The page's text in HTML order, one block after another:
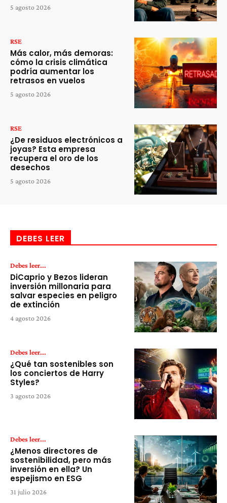
5 agosto 2026
RSE
Más calor, más demoras:
cómo la crisis climática
podría aumentar los
retrasos en vuelos
5 agosto 2026
RSE
¿De residuos electrónicos a
joyas? Esta empresa
recupera el oro de los
desechos
5 agosto 2026
DEBES LEER
Debes leer...
DiCaprio y Bezos lideran
inversión millonaria para
salvar especies en peligro
de extinción
4 agosto 2026
Debes leer...
¿Qué tan sostenibles son
los conciertos de Harry
Styles?
3 agosto 2026
Debes leer...
¿Menos directores de
sostenibilidad, pero más
inversión en ella? Un
espejismo en ESG
31 julio 2026